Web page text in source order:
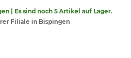
| Es sind noch 5 Artikel auf Lager.
Filiale in Bispingen